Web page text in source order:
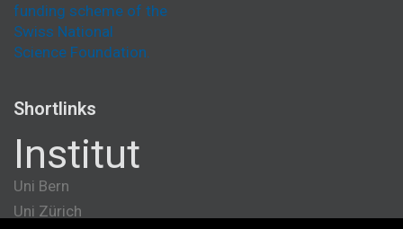
funding scheme of the
Swiss National
Science Foundation.
Shortlinks
Institut
Uni Bern
Uni Zürich